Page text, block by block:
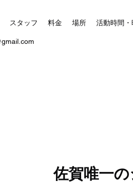
スタッフ 料金 場所 活動時間
佐賀唯一